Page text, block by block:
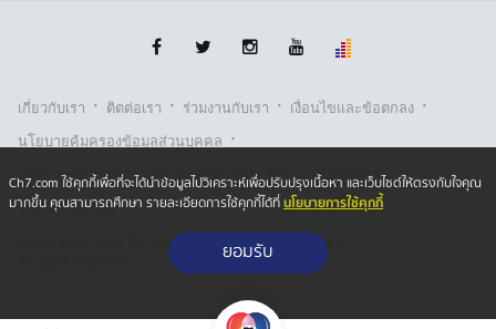
เกี่ยวกับเรา · ติตต่อเรา · ร่วมงานกับเรา · เงื่อนไขและข้อตกลง ·
นโยบายคุ้มครองข้อมูลส่วนบุคคล ·
นโยบายคุ้มครองข้อมูลส่วนบุคคล (ออนไลน์) · นโยบายคุกกี้ ·
รับเรื่องร้องเรียน
Copyright © 2026 Bangkok Broadcasting & T.V. Co.,Ltd.
Ch7.com ใช้คุกกี้เพื่อที่จะได้นำข้อมูลไปวิเคราะห์เพื่อปรับปรุงเนื้อหา และเว็บไซต์ให้ตรงกับใจคุณ
มากขึ้น คุณสามารถศึกษา รายละเอียดการใช้คุกกี้ได้ที่นโยบายการใช้คุกกี้
ยอมรับ